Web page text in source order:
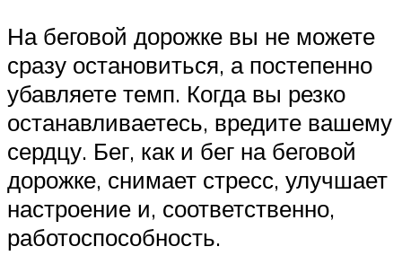
На беговой дорожке вы не можете
сразу остановиться, а постепенно
убавляете темп. Когда вы резко
останавливаетесь, вредите вашему
сердцу. Бег, как и бег на беговой
дорожке, снимает стресс, улучшает
настроение и, соответственно,
работоспособность.